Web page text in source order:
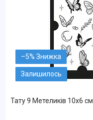
–5%
Залишилось
Тату 9 Метеликів 10х6 см